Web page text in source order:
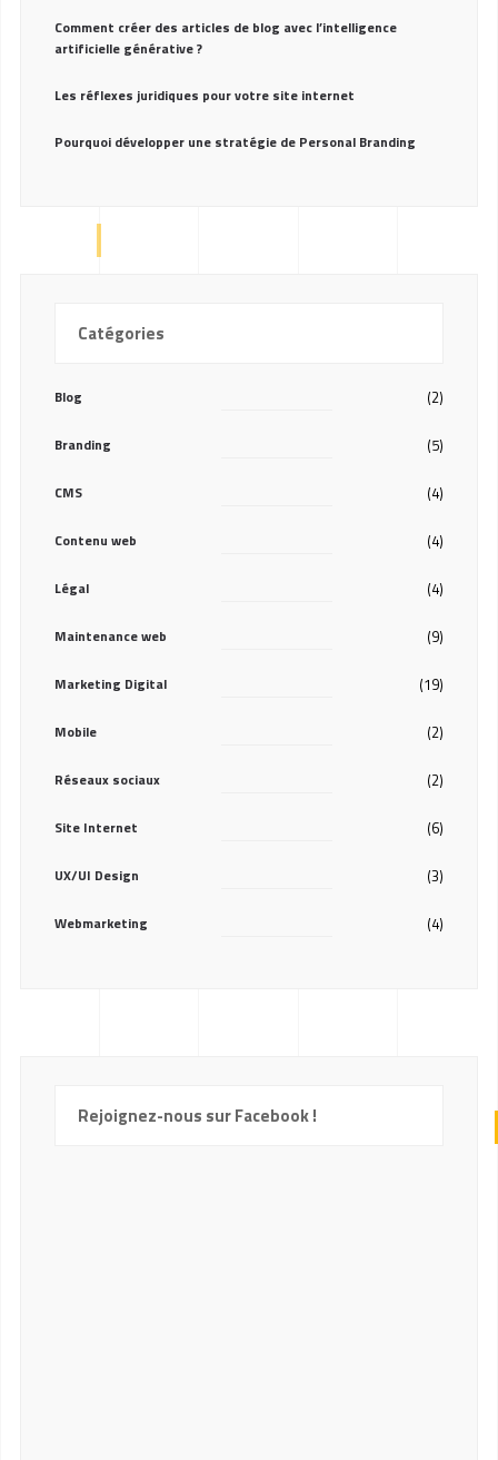
Comment créer des articles de blog avec l’intelligence
artificielle générative ?
Les réflexes juridiques pour votre site internet
Pourquoi développer une stratégie de Personal Branding
Catégories
Blog (2)
Branding (5)
CMS (4)
Contenu web (4)
Légal (4)
Maintenance web (9)
Marketing Digital (19)
Mobile (2)
Réseaux sociaux (2)
Site Internet (6)
UX/UI Design (3)
Webmarketing (4)
Rejoignez-nous sur Facebook !